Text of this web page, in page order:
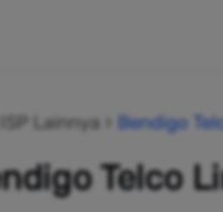
Lainnya Bendigo
Telco